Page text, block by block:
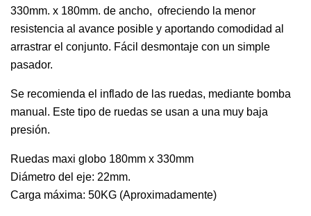
330mm. x 180mm. de ancho, ofreciendo la menor
resistencia al avance posible y aportando comodidad al
arrastrar el conjunto. Fácil desmontaje con un simple
pasador.
Se recomienda el inflado de las ruedas, mediante bomba
manual. Este tipo de ruedas se usan a una muy baja
presión.
Ruedas maxi globo 180mm x 330mm
Diámetro del eje: 22mm.
Carga máxima: 50KG (Aproximadamente)